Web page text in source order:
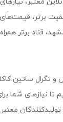
برتر،
قناد برتر
تگرال ساتین
را در انبارهای خود داریم
معتبر.